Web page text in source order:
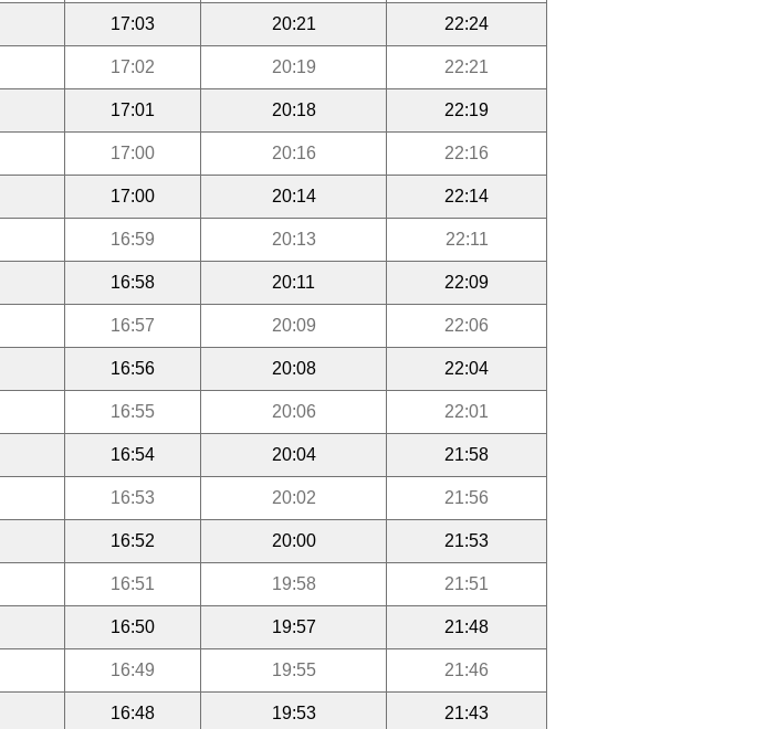
17:03 20:21 22:24
17:02 20:19 22:21
17:01 20:18 22:19
17:00 20:16 22:16
17:00 20:14 22:14
16:59 20:13 22:11
16:58 20:11 22:09
16:57 20:09 22:06
16:56 20:08 22:04
16:55 20:06 22:01
16:54 20:04 21:58
16:53 20:02 21:56
16:52 20:00 21:53
16:51 19:58 21:51
16:50 19:57 21:48
16:49 19:55 21:46
16:48 19:53 21:43